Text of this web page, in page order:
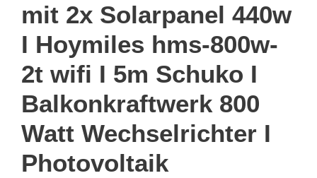
mit 2x Solarpanel 440w
I Hoymiles hms-800w-
2t wifi I 5m Schuko I
Balkonkraftwerk 800
Watt Wechselrichter I
Photovoltaik